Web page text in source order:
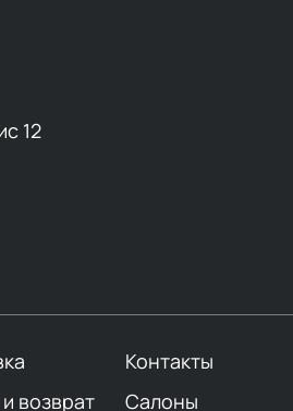
12
Контакты
возврат Салоны